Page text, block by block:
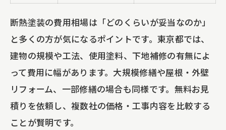
断熱塗装の費用相場は「どのくらいが妥当なのか」
と多くの方が気になるポイントです。東京都では、
建物の規模や工法、使用塗料、下地補修の有無によ
って費用に幅があります。大規模修繕や屋根・外壁
リフォーム、一部修繕の場合も同様です。無料お見
積りを依頼し、複数社の価格・工事内容を比較する
ことが賢明です。